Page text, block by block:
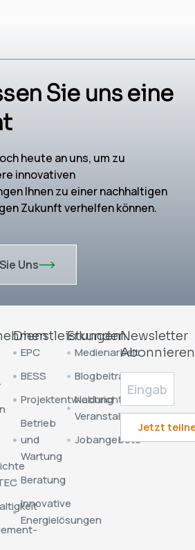
Sie uns eine
heute an uns, um zu
innovativen
Ihnen zu einer nachhaltigen
Zukunft verhelfen können.
Uns
Dienstleistungen
EPC
BESS
Projektentwicklung
Betrieb
und
Wartung
Beratung
Innovative
Energielösungen
Erkunden
Medienarbeit
Blogbeiträge
Nachrichten &
Veranstaltungen
Jobangebote
Newsletter
Abonnieren